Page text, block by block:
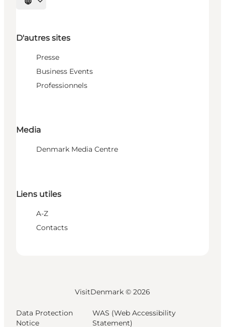
Choisissez la langue
D'autres sites
Presse
Business Events
Professionnels
Media
Denmark Media Centre
Liens utiles
A-Z
Contacts
VisitDenmark © 2026
Data Protection
Notice
WAS (Web Accessibility
Statement)